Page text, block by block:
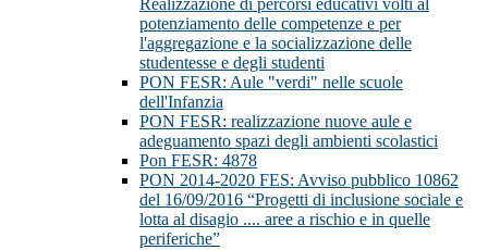
Realizzazione di percorsi educativi volti al
potenziamento delle competenze e per
l'aggregazione e la socializzazione delle
studentesse e degli studenti
PON FESR: Aule "verdi" nelle scuole
dell'Infanzia
PON FESR: realizzazione nuove aule e
adeguamento spazi degli ambienti scolastici
Pon FESR: 4878
PON 2014-2020 FES: Avviso pubblico 10862
del 16/09/2016 “Progetti di inclusione sociale e
lotta al disagio .... aree a rischio e in quelle
periferiche”